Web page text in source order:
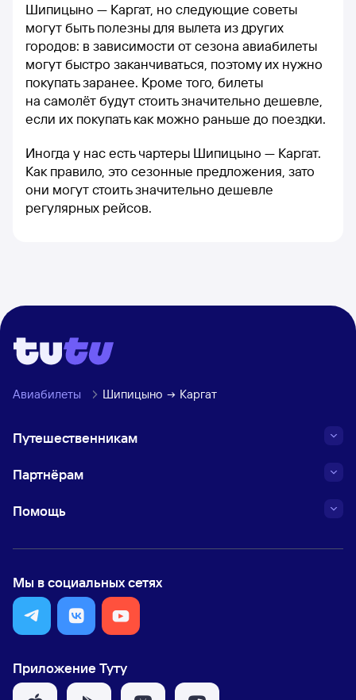
Шипицыно — Каргат, но следующие советы
могут быть полезны для вылета из других
городов: в зависимости от сезона авиабилеты
могут быстро заканчиваться, поэтому их нужно
покупать заранее. Кроме того, билеты
на самолёт будут стоить значительно дешевле,
если их покупать как можно раньше до поездки.
Иногда у нас есть чартеры Шипицыно — Каргат.
Как правило, это сезонные предложения, зато
они могут стоить значительно дешевле
регулярных рейсов.
Авиабилеты Шипицыно Каргат
Путешественникам
Партнёрам
Помощь
Мы в социальных сетях
Приложение Туту